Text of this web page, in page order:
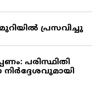
പ്രസവിച്ചു
പരിസ്ഥിതി